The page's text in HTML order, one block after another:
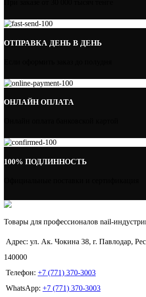
ОТПРАВКА ДЕНЬ В ДЕНЬ
ОНЛАЙН ОПЛАТА
100% ПОДЛИННОСТЬ
Товары для профессионалов nail-
Адрес: ул. Ак. Чокина 38, г. Павлодар,
140000
Телефон: +7 (771) 370-3003
WhatsApp: +7 (771) 370-3003